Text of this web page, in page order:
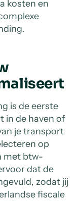
kosten en
is de eerste
in de haven of
je transport
op
met btw-
dat de
zodat jij
fiscale